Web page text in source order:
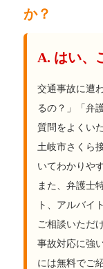
か？
A. はい、
交通事故に遭
るの？」「弁
質問をよくい
土岐市さくら
いてわかりや
また、弁護士
ト、アルバイ
ご相談いただ
事故対応に強
には無料でご